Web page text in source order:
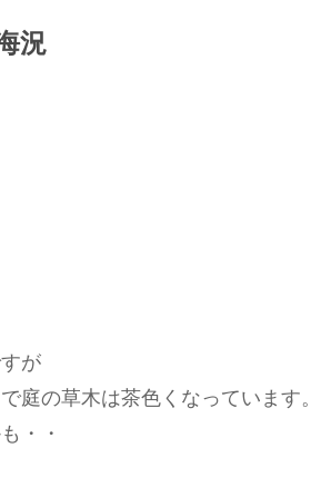
況
が
庭の草木は茶色くなっています。
・・